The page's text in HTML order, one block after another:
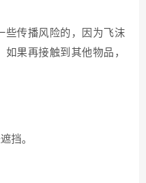
些传播风险的，因为飞沫
果再接触到其他物品，
挡。